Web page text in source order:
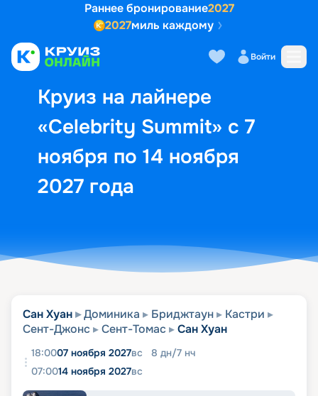
Раннее бронирование2027
2027миль каждому
Войти
Круиз на лайнере
«Celebrity Summit» с 7
ноября по 14 ноября
2027 года
Выбор кают Маршрут и
Сан Хуан Доминика Бриджтаун
Кастри
Сент-Джонс
Сент-Томас Сан Хуан
18:0007 ноября 2027вс 8 дн/7 нч
07:0014 ноября 2027вс